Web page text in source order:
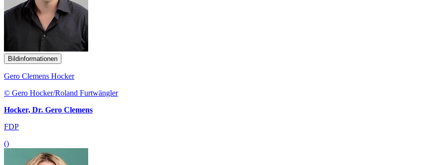
Bildinformationen
Gero Clemens Hocker
© Gero Hocker/Roland Furtwängler
Hocker, Dr. Gero Clemens
FDP
()